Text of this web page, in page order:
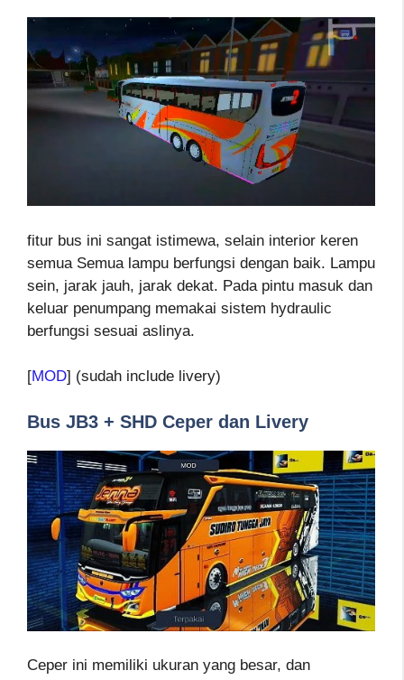
fitur bus ini sangat istimewa, selain interior keren
semua Semua lampu berfungsi dengan baik. Lampu
sein, jarak jauh, jarak dekat. Pada pintu masuk dan
keluar penumpang memakai sistem hydraulic
berfungsi sesuai aslinya.
[MOD] (sudah include livery)
Bus JB3 + SHD Ceper dan Livery
Ceper ini memiliki ukuran yang besar, dan